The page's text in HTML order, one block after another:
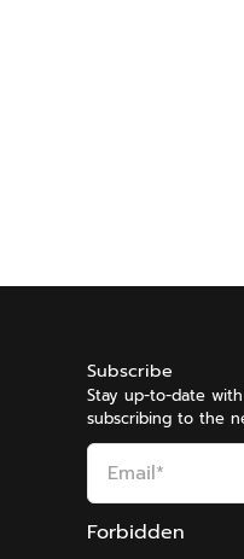
Subscribe
Stay up-to-date
subscribing to the
Forbidden